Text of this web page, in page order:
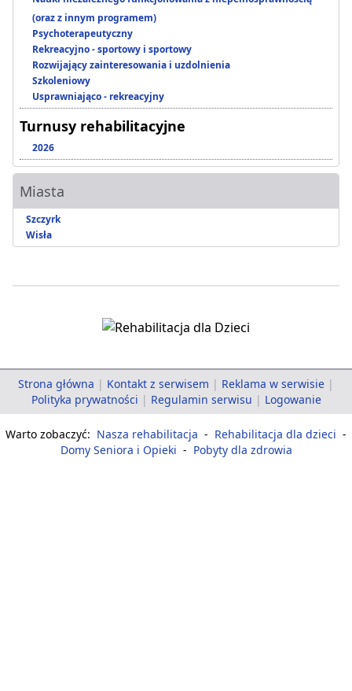
(oraz z innym programem)
Psychoterapeutyczny
Rekreacyjno - sportowy i sportowy
Rozwijający zainteresowania i uzdolnienia
Szkoleniowy
Usprawniająco - rekreacyjny
Turnusy rehabilitacyjne
2026
Miasta
Szczyrk
Wisła
Strona główna | Kontakt z serwisem | Reklama w serwisie |
Polityka prywatności | Regulamin serwisu | Logowanie
Warto zobaczyć: Nasza rehabilitacja - Rehabilitacja dla dzieci -
Domy Seniora i Opieki - Pobyty dla zdrowia